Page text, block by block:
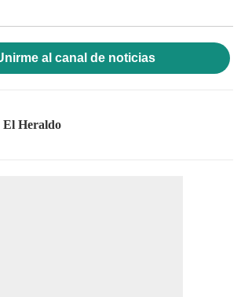
al canal de noticias
El Heraldo